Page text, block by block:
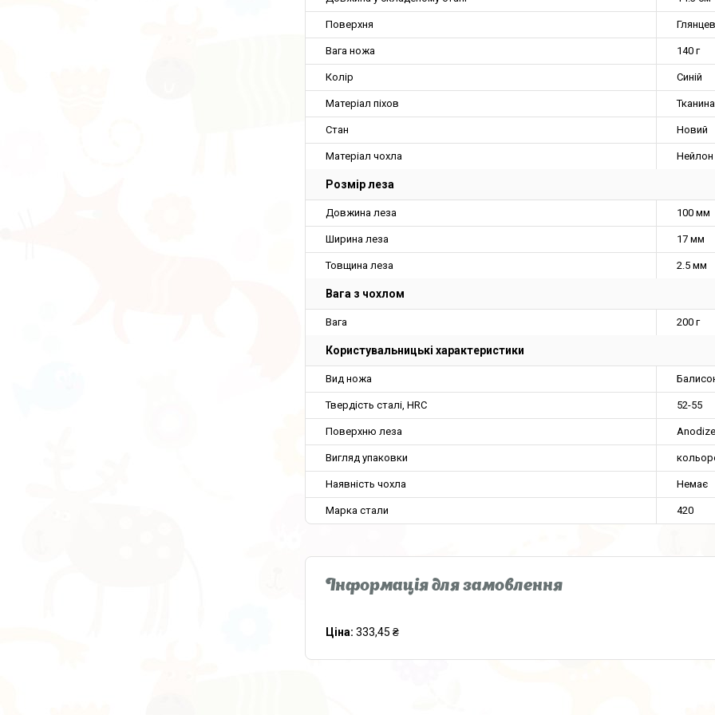
Поверхня
Вага ножа 140 г
Колір Синій
Матеріал піхов Тканина
Стан Новий
Матеріал чохла Нейлон
Розмір леза
Довжина леза 100 мм
Ширина леза 17 мм
Товщина леза 2.5 мм
Вага з чохлом
Вага 200 г
Користувальницькі характеристики
Вид ножа
Твердість сталі, HRC 52-55
Поверхню леза
Вигляд упаковки
Наявність чохла Немає
Марка стали 420
Інформація для замовлення
Ціна: 333,45 ₴